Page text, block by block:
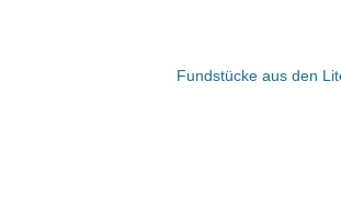
Fundstücke aus den